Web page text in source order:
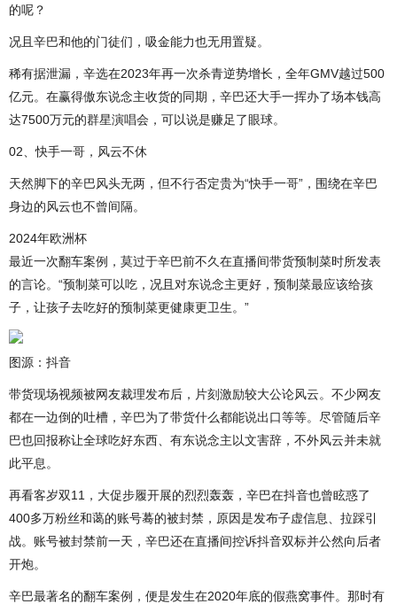
的呢？
况且辛巴和他的门徒们，吸金能力也无用置疑。
稀有据泄漏，辛选在2023年再一次杀青逆势增长，全年GMV越过500
亿元。在赢得傲东说念主收货的同期，辛巴还大手一挥办了场本钱高
达7500万元的群星演唱会，可以说是赚足了眼球。
02、快手一哥，风云不休
天然脚下的辛巴风头无两，但不行否定贵为“快手一哥”，围绕在辛巴
身边的风云也不曾间隔。
2024年欧洲杯
最近一次翻车案例，莫过于辛巴前不久在直播间带货预制菜时所发表
的言论。“预制菜可以吃，况且对东说念主更好，预制菜最应该给孩
子，让孩子去吃好的预制菜更健康更卫生。”
图源：抖音
带货现场视频被网友裁理发布后，片刻激励较大公论风云。不少网友
都在一边倒的吐槽，辛巴为了带货什么都能说出口等等。尽管随后辛
巴也回报称让全球吃好东西、有东说念主以文害辞，不外风云并未就
此平息。
再看客岁双11，大促步履开展的烈烈轰轰，辛巴在抖音也曾眩惑了
400多万粉丝和蔼的账号蓦的被封禁，原因是发布子虚信息、拉踩引
战。账号被封禁前一天，辛巴还在直播间控诉抖音双标并公然向后者
开炮。
辛巴最著名的翻车案例，便是发生在2020年底的假燕窝事件。那时有